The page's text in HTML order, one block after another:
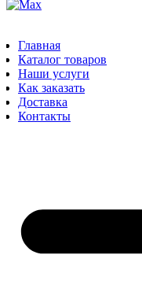
Главная
Каталог товаров
Наши услуги
Как заказать
Доставка
Контакты